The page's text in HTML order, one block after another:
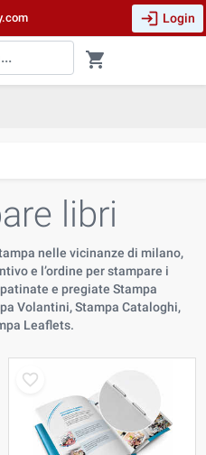
login Login
shopping_cart
libri
nelle vicinanze di milano,
e l’ordine per stampare i
e pregiate Stampa
Volantini, Stampa Cataloghi,
Leaflets.